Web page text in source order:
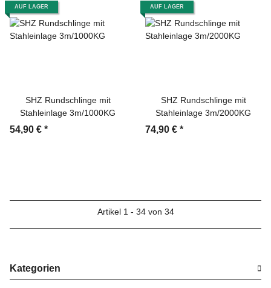
AUF LAGER
SHZ Rundschlinge mit
Stahleinlage 3m/1000KG
54,90 € *
AUF LAGER
SHZ Rundschlinge mit
Stahleinlage 3m/2000KG
74,90 € *
Artikel 1 - 34 von 34
Kategorien